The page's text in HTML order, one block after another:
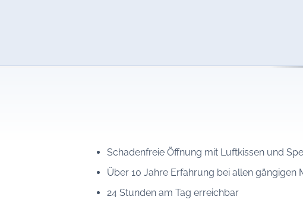
Schadenfreie Öffnung mit Luftkissen und
Über 10 Jahre Erfahrung bei allen gängigen
24 Stunden am Tag erreichbar